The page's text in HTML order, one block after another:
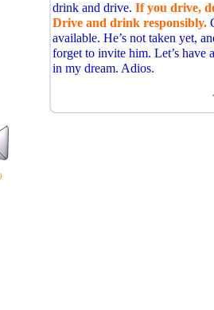
drink and drive. If you drive,
Drive and drink responsibly.
available. He’s not taken yet,
forget to invite him. Let’s have
in my dream. Adios.